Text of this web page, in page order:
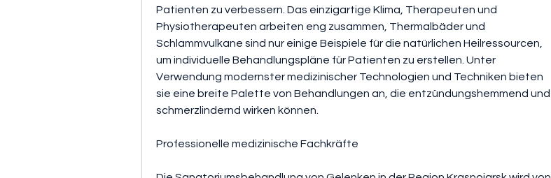
Patienten zu verbessern. Das einzigartige Klima, Therapeuten und
Physiotherapeuten arbeiten eng zusammen, Thermalbäder und
Schlammvulkane sind nur einige Beispiele für die natürlichen Heilressourcen,
um individuelle Behandlungspläne für Patienten zu erstellen. Unter
Verwendung modernster medizinischer Technologien und Techniken bieten
sie eine breite Palette von Behandlungen an, die entzündungshemmend und
schmerzlindernd wirken können.
Professionelle medizinische Fachkräfte